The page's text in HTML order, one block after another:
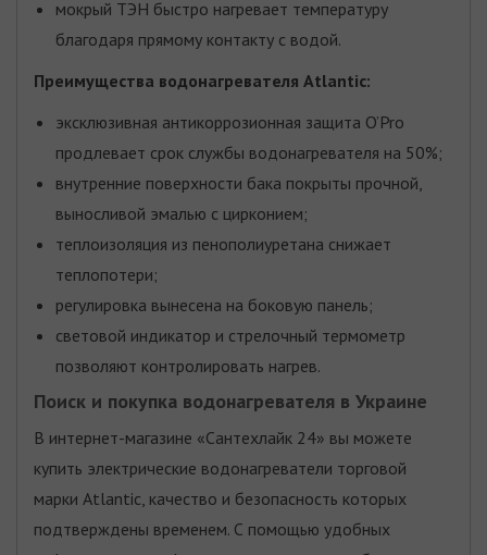
мокрый ТЭН быстро нагревает температуру
благодаря прямому контакту с водой.
Преимущества водонагревателя Atlantic:
эксклюзивная антикоррозионная защита O’Pro
продлевает срок службы водонагревателя на 50%;
внутренние поверхности бака покрыты прочной,
выносливой эмалью с цирконием;
теплоизоляция из пенополиуретана снижает
теплопотери;
регулировка вынесена на боковую панель;
световой индикатор и стрелочный термометр
позволяют контролировать нагрев.
Поиск и покупка водонагревателя в Украине
В интернет-магазине «Сантехлайк 24» вы можете
купить электрические водонагреватели торговой
марки Atlantic, качество и безопасность которых
подтверждены временем. С помощью удобных